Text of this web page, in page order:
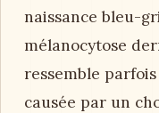
naissance bleu-
mélanocytose
ressemble
causée par un